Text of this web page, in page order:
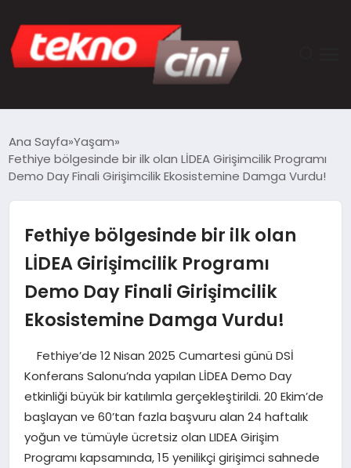
TEKNOLOJI
YAŞAM
SAĞLIK
MAGAZIN
Ana Sayfa Yaşam
Fethiye bölgesinde bir ilk olan LİDEA Girişimcilik Programı
Demo Day Finali Girişimcilik Ekosistemine Damga Vurdu!
Fethiye bölgesinde bir ilk olan
LİDEA Girişimcilik Programı
Demo Day Finali Girişimcilik
Ekosistemine Damga Vurdu!
Fethiye’de 12 Nisan 2025 Cumartesi günü DSİ
Konferans Salonu’nda yapılan LİDEA Demo Day
etkinliği büyük bir katılımla gerçekleştirildi. 20 Ekim’de
başlayan ve 60’tan fazla başvuru alan 24 haftalık
yoğun ve tümüyle ücretsiz olan LIDEA Girişim
Programı kapsamında, 15 yenilikçi girişimci sahnede